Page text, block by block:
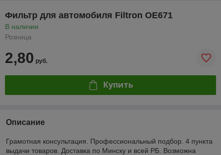
Фильтр для автомобиля Filtron OE671
В наличии
Розница
2,80 руб.
Купить
Описание
Грамотная консультация. Профессиональный подбор. 4 пункта
выдачи товаров. Доставка по Минску и всей РБ. Возможна